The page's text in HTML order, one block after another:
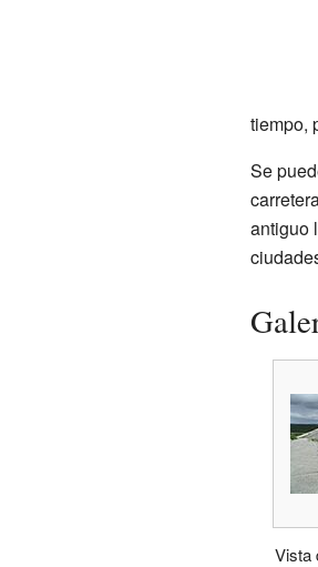
tiempo,
Se
antiguo
Vista